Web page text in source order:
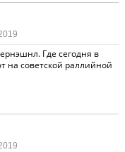
Где сегодня в
на советской раллийной